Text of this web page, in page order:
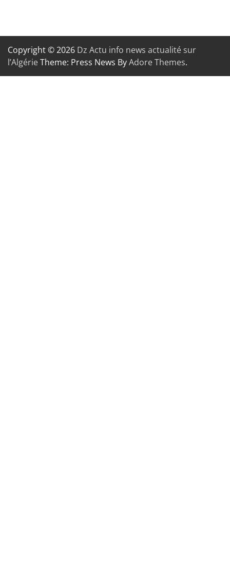
Copyright © 2026 Dz Actu info news actualité sur
l’AlgérieTheme: Press News ByAdore Themes.